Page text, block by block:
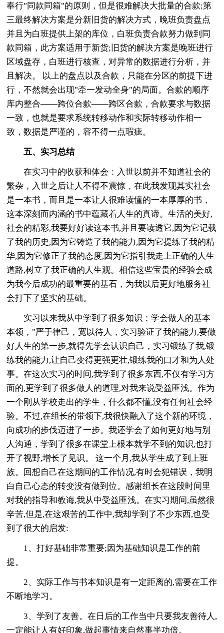
奉行"同款同箱"的原则，但是很难解决大批量的合款;第
三最终解决方案是分新旧货的解决方式，晚班负责盘点
并且为白班提供上架的库位，白班负责合款努力做到同
款同箱，此方案适用于新货;旧货的解决方案是晚班进行
区域盘存，白班进行核查，对异常的数据进行分析，并
且解决。 以上的盘点以及合款，只能在分区的前提下进
行，不然就会出现"牵一发动全身"的局面。合款的顺序
库内整合——跨位合款——跨区合款，合款要求与数据
一致，也就是要求系统转移动作和实际转移动作相一
致，数据是严谨的，容不得一点瑕疵。
五、实习总结
在实习中的收获和体会：入世以前并不知道社会的
繁杂，入世之后让人不得不震惊，在此我发现其实社会
是一本书，而且是一本让人很难读懂的一本厚厚的书，
这本深刻而内涵的书中蕴藏着人生的真谛。生活的美好,
社会的精彩,我要好好读这本书,并且要读透它,因为它记载
了我的历史,因为它铸造了我的能力,因为它提练了我的精
华,因为它修正了我的态度,因为它指引我走上正确的人生
道路,树立了我正确的人生观。相信这些宝贵的经验会成
为我今后成功的最重要的基石，为我以后更好地服务社
会打下了坚实的基础。
实习以来我从中学到了很多知识：学会做人的基本
本领，"严于律己，宽以待人，实习验证了我的能力,要做
好人生的第一步,就得先学会认识自己，实习锻练了我,锻
练我的能力,让自己变得更强更壮,锻练我的口才和为人处
事。在这次实习的时间,我学到了很多东西,不仅有学习方
面的,更学到了很多做人的道理,对我来说受益匪浅。作为
一个刚从学校走出的学生，什么都不懂,没有任何社会经
验。不过,在组长的带领下,我很快融入了这个新的环境，
向成功的步伐迈进了一步。我还学会了如何更好地与别
人沟通，学到了很多在课堂上根本就学不到的知识,也打
开了视野,增长了见识。 这一个月,我从学生成了到上班
族。回想自己在这期间的工作情况,有时会犯错误，我明
白自己心态的转变没有做到位。感谢组长在这段时间里
对我的指导和教诲,我从中受益匪浅。在实习期间,虽然很
辛苦,但是,在这艰苦的工作中,我却学到了不少东西,也受
到了很大的启发:
1、打好基础非常重要;因为基础知识是工作的前
提。
2、实际工作与书本知识是有一定距离的,需要在工作
不断地学习。
3、学到了友善。在日后的工作当中只要我友善待人,
一定能让人有好印象,做起事情来自然事半功倍。